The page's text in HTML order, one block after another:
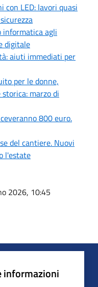
LED: lavori quasi
informatica agli
digitale
aiuti immediati per
per le donne,
marzo di
800 euro.
del cantiere. Nuovi
l'estate
2026, 10:45
informazioni